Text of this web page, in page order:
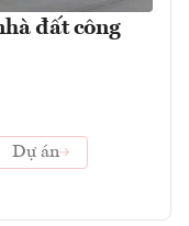
đất công
Dự án